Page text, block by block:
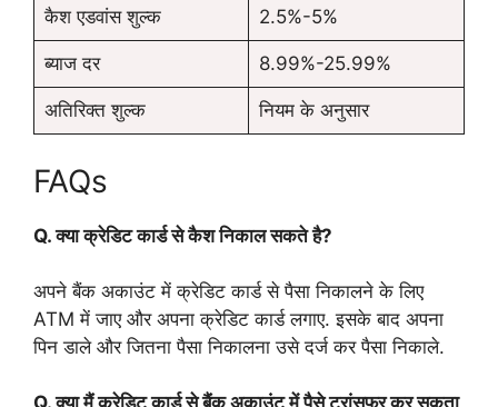
कैश एडवांस शुल्क 2.5%-5%
ब्याज दर 8.99%-25.99%
अतिरिक्त शुल्क नियम के अनुसार
FAQs
Q. क्या क्रेडिट कार्ड से कैश निकाल सकते है?
अपने बैंक अकाउंट में क्रेडिट कार्ड से पैसा निकालने के लिए
ATM में जाए और अपना क्रेडिट कार्ड लगाए. इसके बाद अपना
पिन डाले और जितना पैसा निकालना उसे दर्ज कर पैसा निकाले.